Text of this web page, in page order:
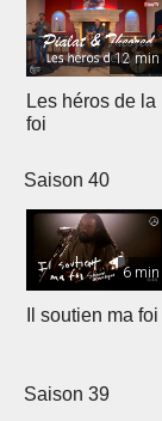
12 min
Les héros de la
foi
Saison 40
6 min
Il soutien ma foi
Saison 39